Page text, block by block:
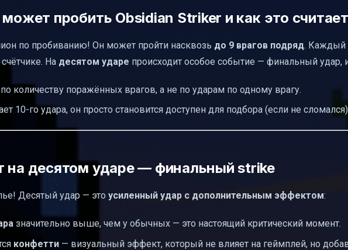
может пробить Obsidian Striker и как это
по пробиванию! Он может пройти насквозь до 9 врагов подряд. Каждый
На десятом ударе происходит особое событие — финальный удар,
количеству поражённых врагов, а не по ударам по одному врагу.
10-го удара, он просто становится доступен для подбора (если не
на десятом ударе — финальный strike
Десятый удар — это усиленный удар с дополнительным эффектом:
значительно выше, чем у обычных — это настоящий критический момент.
конфетти — визуальный эффект, который не влияет на геймплей, но